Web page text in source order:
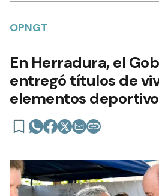
OPNGT
En Herradura, el
entregó títulos de
elementos